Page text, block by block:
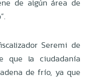
de algún área de
Seremi de
que la ciudadanía
de frío, ya que